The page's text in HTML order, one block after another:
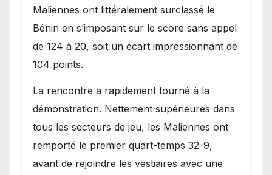
Maliennes ont littéralement surclassé le
Bénin en s’imposant sur le score sans appel
de 124 à 20, soit un écart impressionnant de
104 points.
La rencontre a rapidement tourné à la
démonstration. Nettement supérieures dans
tous les secteurs de jeu, les Maliennes ont
remporté le premier quart-temps 32-9,
avant de rejoindre les vestiaires avec une